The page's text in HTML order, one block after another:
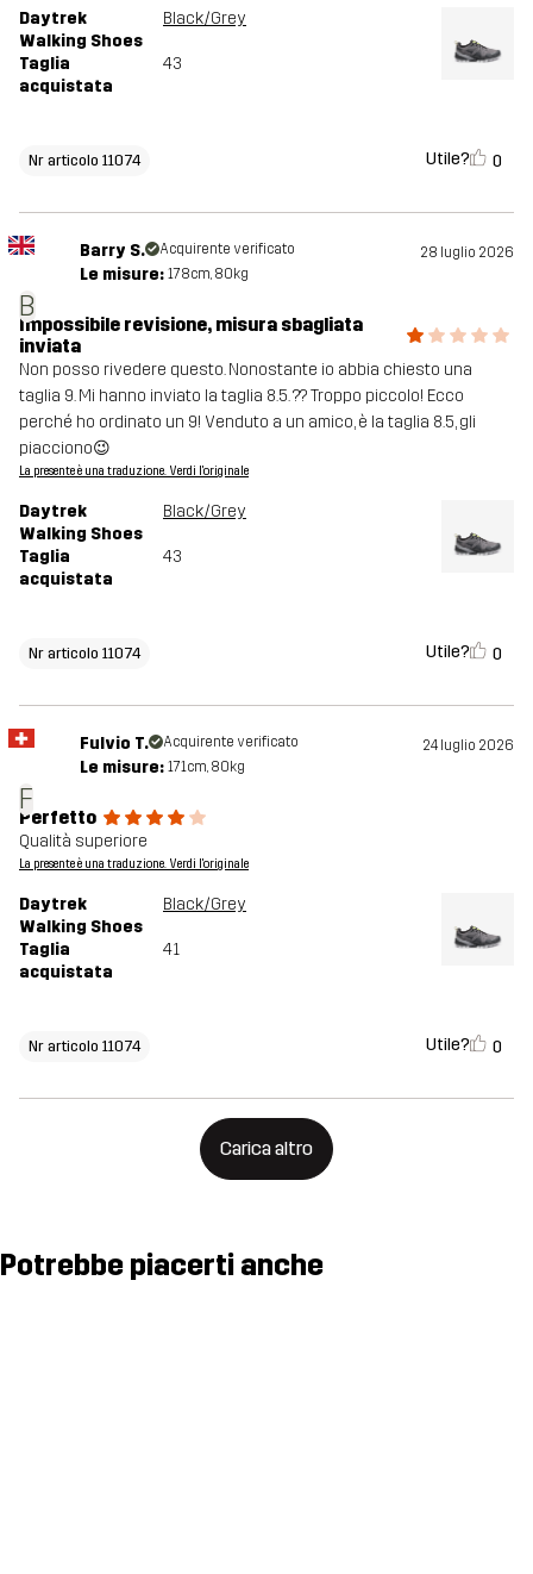
Daytrek
Walking Shoes
Black/Grey
Taglia
acquistata
43
Nr articolo 11074 Utile? 0
B
Barry S. Acquirente verificato 28 luglio 2026
Le misure: 178cm, 80kg
Impossibile revisione, misura sbagliata
inviata
Non posso rivedere questo. Nonostante io abbia chiesto una
taglia 9. Mi hanno inviato la taglia 8.5. ?? Troppo piccolo! Ecco
perché ho ordinato un 9! Venduto a un amico, è la taglia 8.5, gli
piacciono😉
La presente è una traduzione. Verdi l'originale
Daytrek
Walking Shoes
Black/Grey
Taglia
acquistata
43
Nr articolo 11074 Utile? 0
F
Fulvio T. Acquirente verificato 24 luglio 2026
Le misure: 171cm, 80kg
Perfetto
Qualità superiore
La presente è una traduzione. Verdi l'originale
Daytrek
Walking Shoes
Black/Grey
Taglia
acquistata
41
Nr articolo 11074 Utile? 0
Carica altro
Potrebbe piacerti anche